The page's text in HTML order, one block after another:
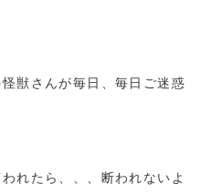
獣さんが毎日、毎日ご迷惑
れたら、、、断われないよ